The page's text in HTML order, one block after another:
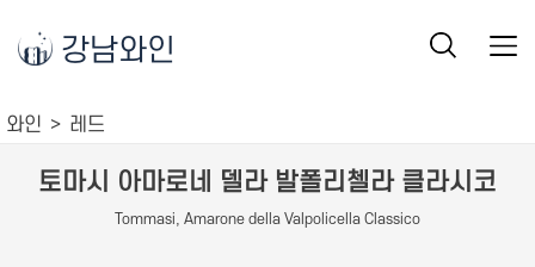
강남와인
와인 레드
토마시 아마로네 델라 발폴리첼라 클라시코
Tommasi, Amarone della Valpolicella Classico